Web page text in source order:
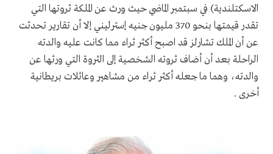
الاسكتلندية) في سبتمبر الماضي حيث ورث عن الملكة ثروتها التي
تقدر قيمتها بنحو 370 مليون جنيه إسترليني إلا أن تقارير تحدثت
عن أن الملك تشارلز قد اصبح أكثر ثراء مما كانت عليه والدته
الراحلة بعد أن أضاف ثروته الشخصية إلى الثروة التي ورثها عن
والدته، وهما ما جعله أكثر ثراء من مشاهير وعائلات بريطانية
أخرى .